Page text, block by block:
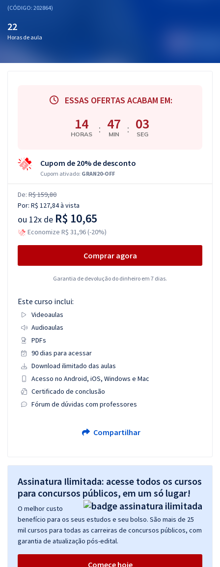
(CÓDIGO: 202864)
22
Horas de aula
ESSAS OFERTAS ACABAM EM:
14
HORAS : 47
MIN : 02
SEG
Cupom de 20% de desconto
Cupom ativado: GRAN20-OFF
De: R$ 159,80
Por: R$ 127,84à vista
ou 12x de R$ 10,65
Economize R$ 31,96 (-20%)
Comprar agora
Garantia de devolução do dinheiro em 7 dias.
Este curso inclui:
Videoaulas
Audioaulas
PDFs
90 dias para acessar
Download ilimitado das aulas
Acesso no Android, iOS, Windows e Mac
Certificado de conclusão
Fórum de dúvidas com professores
Compartilhar
Assinatura Ilimitada: acesse todos os cursos
para concursos públicos, em um só lugar!
O melhor custo
benefício para os seus estudos e seu bolso. São mais de 25
mil cursos para todas as carreiras de concursos públicos, com
garantia de atualização pós-edital.
Comece hoje